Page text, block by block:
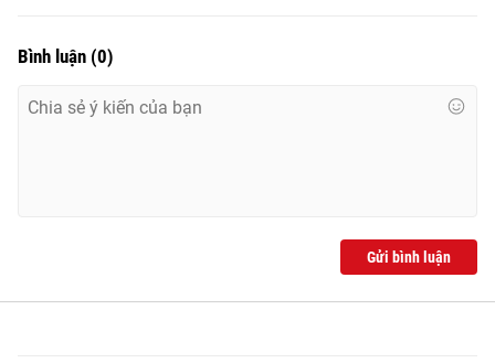
Cơ quan báo chí:
Giấy phép hoạt động báo in và báo điện tử số 483/GP-BTTTT
cấp ngày 29/12/2023
Bình luận (0)
Gửi bình luận